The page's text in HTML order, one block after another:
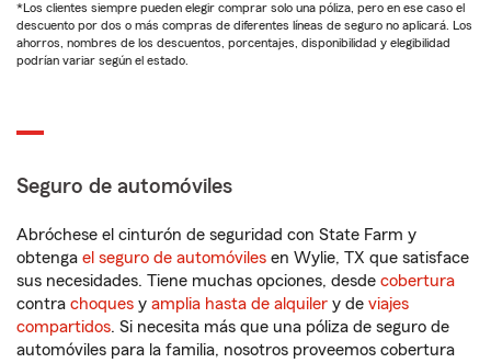
*Los clientes siempre pueden elegir comprar solo una póliza, pero en ese caso el
descuento por dos o más compras de diferentes líneas de seguro no aplicará. Los
ahorros, nombres de los descuentos, porcentajes, disponibilidad y elegibilidad
podrían variar según el estado.
Seguro de automóviles
Abróchese el cinturón de seguridad con State Farm y
obtenga el seguro de automóviles en Wylie, TX que satisface
sus necesidades. Tiene muchas opciones, desde cobertura
contra choques y amplia hasta de alquiler y de viajes
compartidos. Si necesita más que una póliza de seguro de
automóviles para la familia, nosotros proveemos cobertura